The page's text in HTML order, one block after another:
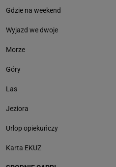
Gdzie na weekend
Wyjazd we dwoje
Morze
Góry
Las
Jeziora
Urlop opiekuńczy
Karta EKUZ